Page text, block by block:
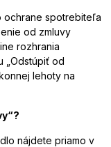
ochrane spotrebiteľa
od zmluvy
rozhrania
„Odstúpiť od
lehoty na
nájdete priamo v